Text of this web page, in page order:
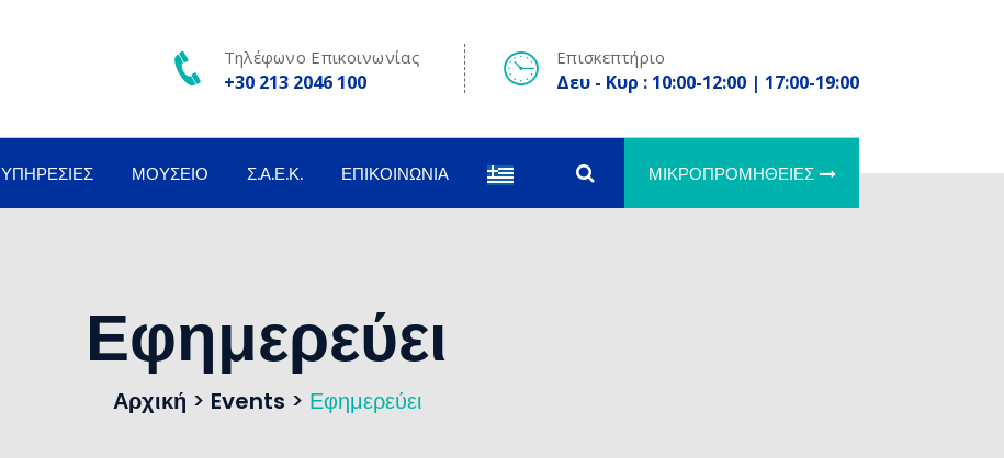
Τηλέφωνο Επικοινωνίας
+30 213 2046 100
Επισκεπτήριο
Δευ - Κυρ : 10:00-12:00 | 17:00-19:00
ΥΠΗΡΕΣΊΕΣ ΜΟΥΣΕΊΟ Σ.Α.Ε.Κ. ΕΠΙΚΟΙΝΩΝΊΑ ΜΙΚΡΟΠΡΟΜΉΘΕΙΕΣ
Εφημερεύει
Αρχική > Events > Εφημερεύει